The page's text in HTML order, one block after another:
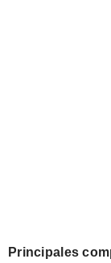
Principales